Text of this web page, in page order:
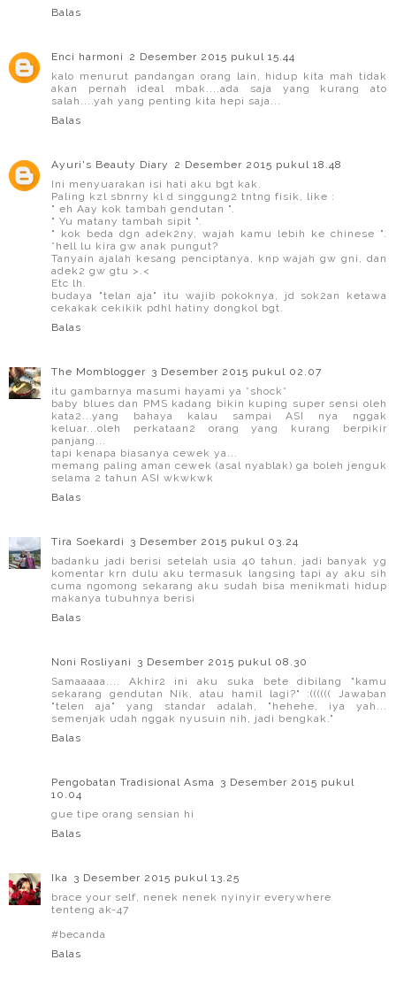
Balas
Enci harmoni
2 Desember 2015 pukul 15.44
kalo menurut pandangan orang lain, hidup kita mah tidak
akan pernah ideal mbak....ada saja yang kurang ato
salah....yah yang penting kita hepi saja...
Balas
Ayuri's Beauty Diary
2 Desember 2015 pukul 18.48
Ini menyuarakan isi hati aku bgt kak.
Paling kzl sbnrny kl d singgung2 tntng fisik, like :
" eh Aay kok tambah gendutan ".
" Yu matany tambah sipit ".
" kok beda dgn adek2ny, wajah kamu lebih ke chinese ".
*hell lu kira gw anak pungut?
Tanyain ajalah kesang penciptanya, knp wajah gw gni, dan
adek2 gw gtu >.<
Etc lh.
budaya "telan aja" itu wajib pokoknya, jd sok2an ketawa
cekakak cekikik pdhl hatiny dongkol bgt.
Balas
The Momblogger 3 Desember 2015 pukul 02.07
itu gambarnya masumi hayami ya *shock*
baby blues dan PMS kadang bikin kuping super sensi oleh
kata2...yang bahaya kalau sampai ASI nya nggak
keluar...oleh perkataan2 orang yang kurang berpikir
panjang...
tapi kenapa biasanya cewek ya...
memang paling aman cewek (asal nyablak) ga boleh jenguk
selama 2 tahun ASI wkwkwk
Balas
Tira Soekardi
3 Desember 2015 pukul 03.24
badanku jadi berisi setelah usia 40 tahun, jadi banyak yg
komentar krn dulu aku termasuk langsing tapi ay aku sih
cuma ngomong sekarang aku sudah bisa menikmati hidup
makanya tubuhnya berisi
Balas
Noni Rosliyani
3 Desember 2015 pukul 08.30
Samaaaaa.... Akhir2 ini aku suka bete dibilang "kamu
sekarang gendutan Nik, atau hamil lagi?" :(((((( Jawaban
"telen aja" yang standar adalah, "hehehe, iya yah...
semenjak udah nggak nyusuin nih, jadi bengkak."
Balas
Pengobatan Tradisional Asma 3 Desember 2015 pukul
10.04
gue tipe orang sensian hi
Balas
Ika 3 Desember 2015 pukul 13.25
brace your self, nenek nenek nyinyir everywhere
tenteng ak-47
#becanda
Balas